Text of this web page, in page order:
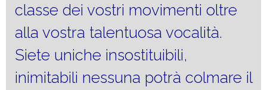
classe dei vostri movimenti oltre
alla vostra talentuosa vocalità.
Siete uniche insostituibili,
inimitabili nessuna potrà colmare il